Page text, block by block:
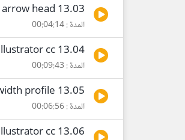
13.03 Dash and arrow head
المدة : 00:04:14
13.04 Width Tool - Illustrator cc تعلم
المدة : 00:09:43
13.05 closed path width profile
المدة : 00:06:56
13.06 scissors - Illustrator cc تعلم